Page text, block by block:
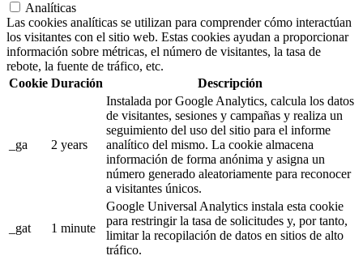
Analíticas
Las cookies analíticas se utilizan para comprender cómo interactúan
los visitantes con el sitio web. Estas cookies ayudan a proporcionar
información sobre métricas, el número de visitantes, la tasa de
rebote, la fuente de tráfico, etc.
Cookie Duración Descripción
_ga 2 years
Instalada por Google Analytics, calcula los datos
de visitantes, sesiones y campañas y realiza un
seguimiento del uso del sitio para el informe
analítico del mismo. La cookie almacena
información de forma anónima y asigna un
número generado aleatoriamente para reconocer
a visitantes únicos.
_gat 1 minute
Google Universal Analytics instala esta cookie
para restringir la tasa de solicitudes y, por tanto,
limitar la recopilación de datos en sitios de alto
tráfico.